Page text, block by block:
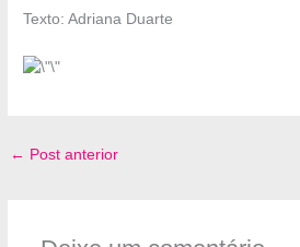
Texto: Adriana Duarte
← Post anterior